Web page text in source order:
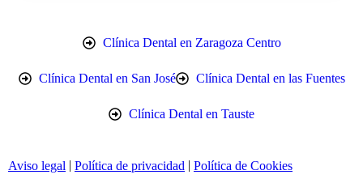
Clínica Dental en Zaragoza Centro
Clínica Dental en San José Clínica Dental en las Fuentes
Clínica Dental en Tauste
Aviso legal | Política de privacidad | Política de Cookies